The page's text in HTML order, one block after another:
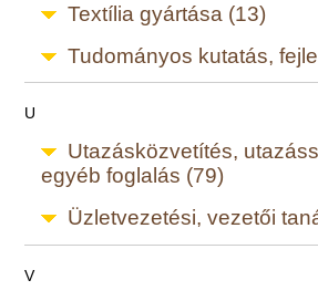
Textília gyártása (13)
Tudományos kutatás,
U
Utazásközvetítés,
egyéb foglalás (79)
Üzletvezetési, vezetői
V